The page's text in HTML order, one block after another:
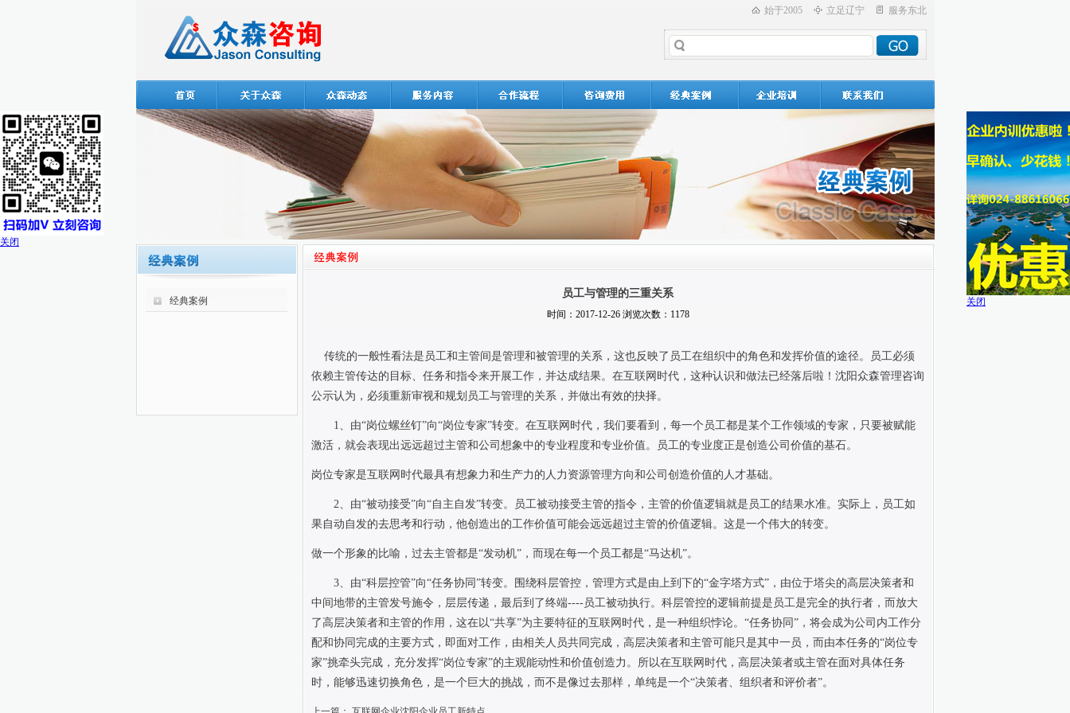
始于2005 立足辽宁 服务东北
经典案例
员工与管理的三重关系
时间：2017-12-26 浏览次数：1178
传统的一般性看法是员工和主管间是管理和被管理的关系，这也反映了员工在组织中的角色和发挥价值的途径。员工必须
依赖主管传达的目标、任务和指令来开展工作，并达成结果。在互联网时代，这种认识和做法已经落后啦！沈阳众森管理咨询
公示认为，必须重新审视和规划员工与管理的关系，并做出有效的抉择。
1
、由“岗位螺丝钉”向“岗位专家”转变。在互联网时代，我们要看到，每一个员工都是某个工作领域的专家，只要被赋能
激活，就会表现出远远超过主管和公司想象中的专业程度和专业价值。员工的专业度正是创造公司价值的基石。
岗位专家是互联网时代最具有想象力和生产力的人力资源管理方向和公司创造价值的人才基础。
2 、由“被动接受”向“自主自发”转变。员工被动接受主管的指令，主管的价值逻辑就是员工的结果水准。实际上，员工如
果自动自发的去思考和行动，他创造出的工作价值可能会远远超过主管的价值逻辑。这是一个伟大的转变。
做一个形象的比喻，过去主管都是“发动机”，而现在每一个员工都是“马达机”。
3 、由“科层控管”向“任务协同”转变。围绕科层管控，管理方式是由上到下的“金字塔方式”，由位于塔尖的高层决策者和
中间地带的主管发号施令，层层传递，最后到了终端----员工被动执行。科层管控的逻辑前提是员工是完全的执行者，而放大
了高层决策者和主管的作用，这在以“共享”为主要特征的互联网时代，是一种组织悖论。“任务协同”，将会成为公司内工作分
配和协同完成的主要方式，即面对工作，由相关人员共同完成，高层决策者和主管可能只是其中一员，而由本任务的“岗位专
家”挑牵头完成，充分发挥“岗位专家”的主观能动性和价值创造力。所以在互联网时代，高层决策者或主管在面对具体任务
时，能够迅速切换角色，是一个巨大的挑战，而不是像过去那样，单纯是一个“决策者、组织者和评价者”。
关闭
关闭